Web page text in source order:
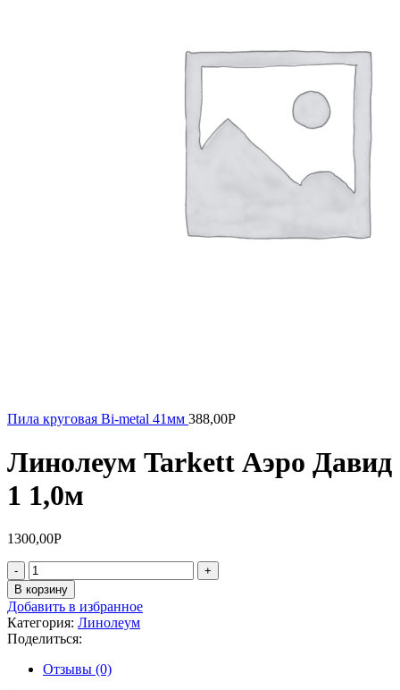
Пила круговая Bi-metal 41мм 388,00Р
Линолеум Tarkett Аэро Давид
1 1,0м
1300,00Р
Количество
товара
Линолеум
Tarkett
Аэро
Давид
1
1,0м
В корзину
Добавить в избранное
Категория: Линолеум
Поделиться:
Отзывы (0)